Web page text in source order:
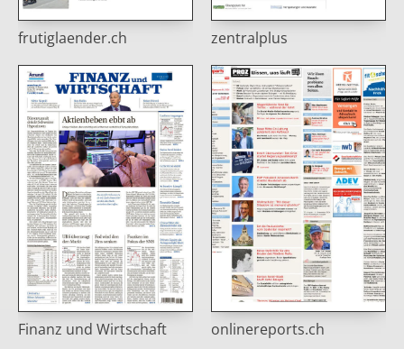
frutiglaender.ch zentralplus
Finanz und Wirtschaft onlinereports.ch